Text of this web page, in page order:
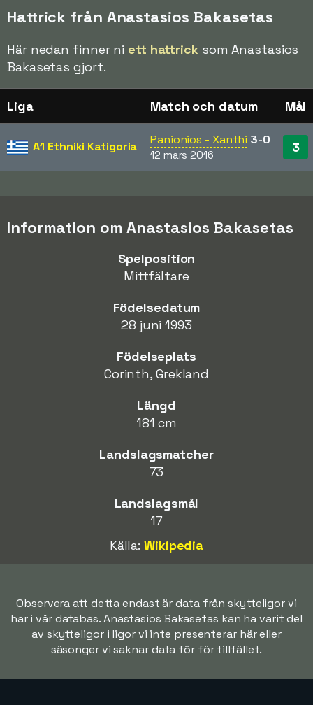
Hattrick från Anastasios Bakasetas
Här nedan finner ni ett hattricksom Anastasios
Bakasetas gjort.
Liga Match och datum Mål
A1 Ethniki Katigoria Panionios - Xanthi 3-0
12 mars 2016 3
Information om Anastasios Bakasetas
Spelposition
Mittfältare
Födelsedatum
28 juni 1993
Födelseplats
Corinth, Grekland
Längd
181 cm
Landslagsmatcher
73
Landslagsmål
17
Källa:Wikipedia
Observera att detta endast är data från skytteligor vi
har i vår databas. Anastasios Bakasetas kan ha varit del
av skytteligor i ligor vi inte presenterar här eller
säsonger vi saknar data för för tillfället.